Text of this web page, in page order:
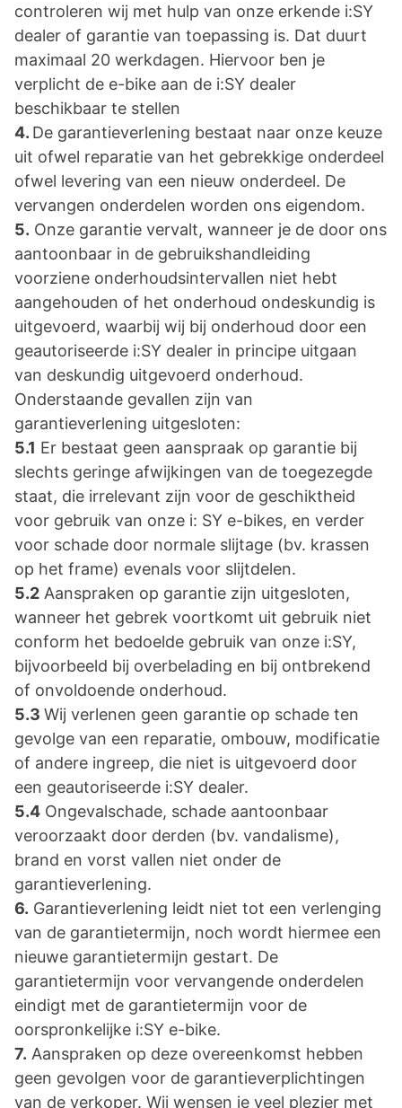
controleren wij met hulp van onze erkende i:SY
dealer of garantie van toepassing is. Dat duurt
maximaal 20 werkdagen. Hiervoor ben je
verplicht de e-bike aan de i:SY dealer
beschikbaar te stellen
4. De garantieverlening bestaat naar onze keuze
uit ofwel reparatie van het gebrekkige onderdeel
ofwel levering van een nieuw onderdeel. De
vervangen onderdelen worden ons eigendom.
5. Onze garantie vervalt, wanneer je de door ons
aantoonbaar in de gebruikshandleiding
voorziene onderhoudsintervallen niet hebt
aangehouden of het onderhoud ondeskundig is
uitgevoerd, waarbij wij bij onderhoud door een
geautoriseerde i:SY dealer in principe uitgaan
van deskundig uitgevoerd onderhoud.
Onderstaande gevallen zijn van
garantieverlening uitgesloten:
5.1 Er bestaat geen aanspraak op garantie bij
slechts geringe afwijkingen van de toegezegde
staat, die irrelevant zijn voor de geschiktheid
voor gebruik van onze i: SY e-bikes, en verder
voor schade door normale slijtage (bv. krassen
op het frame) evenals voor slijtdelen.
5.2 Aanspraken op garantie zijn uitgesloten,
wanneer het gebrek voortkomt uit gebruik niet
conform het bedoelde gebruik van onze i:SY,
bijvoorbeeld bij overbelading en bij ontbrekend
of onvoldoende onderhoud.
5.3 Wij verlenen geen garantie op schade ten
gevolge van een reparatie, ombouw, modificatie
of andere ingreep, die niet is uitgevoerd door
een geautoriseerde i:SY dealer.
5.4 Ongevalschade, schade aantoonbaar
veroorzaakt door derden (bv. vandalisme),
brand en vorst vallen niet onder de
garantieverlening.
6. Garantieverlening leidt niet tot een verlenging
van de garantietermijn, noch wordt hiermee een
nieuwe garantietermijn gestart. De
garantietermijn voor vervangende onderdelen
eindigt met de garantietermijn voor de
oorspronkelijke i:SY e-bike.
7. Aanspraken op deze overeenkomst hebben
geen gevolgen voor de garantieverplichtingen
van de verkoper. Wij wensen je veel plezier met